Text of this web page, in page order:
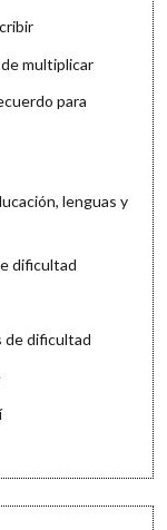
multiplicar
para
lenguas y
dificultad
de dificultad